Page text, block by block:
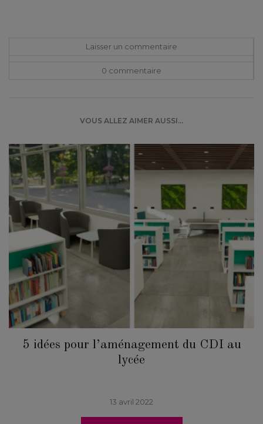
Laisser un commentaire
0 commentaire
VOUS ALLEZ AIMER AUSSI...
5 idées pour l’aménagement du CDI au
lycée
13 avril 2022